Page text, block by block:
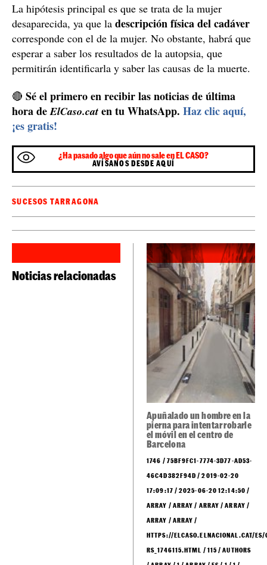
La hipótesis principal es que se trata de la mujer
desaparecida, ya que la descripción física del cadáver
corresponde con el de la mujer. No obstante, habrá que
esperar a saber los resultados de la autopsia, que
permitirán identificarla y saber las causas de la muerte.
🔴 Sé el primero en recibir las noticias de última
hora deElCaso.cat en tu WhatsApp. Haz clic aquí,
¡es gratis!
¿Ha pasado algo que aún no sale en EL CASO?
AVÍSANOS DESDE AQUÍ
SUCESOS TARRAGONA
Noticias relacionadas
Apuñalado un hombre en la
pierna para intentar robarle
el móvil en el centro de
Barcelona
1746 / 75BF9FC1-7774-3D77-AD53-
46C4D382F94D / 2019-02-20
17:09:17 / 2025-06-20 12:14:50 /
ARRAY / ARRAY / ARRAY / ARRAY /
ARRAY / ARRAY /
HTTPS://ELCASO.ELNACIONAL.CAT/
RS_1746115.HTML / 115 / AUTHORS